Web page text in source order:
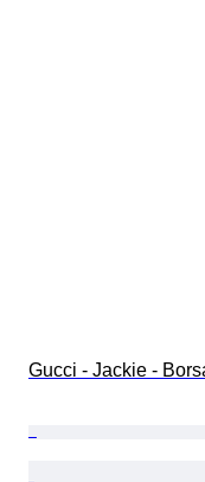
Gucci - Jackie -